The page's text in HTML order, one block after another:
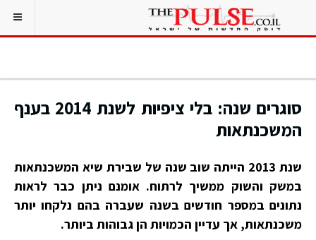
סוגרים שנה: בלי ציפיות לשנת 2014 בענף
המשכנתאות
שנת 2013 הייתה שוב שנה של שבירת שיא המשכנתאות
במשק והשוק ממשיך לרתוח. אומנם ניתן כבר לראות
נתונים במספר חודשים בשנה שעברה בהם נלקחו יותר
משכנתאות, אך עדיין הכמויות הן גבוהות ביותר.